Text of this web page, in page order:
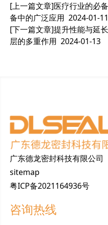
[上一篇文章]医疗行业的必
备中的广泛应用 2024-01-11
[下一篇文章]提升性能与延
层的多重作用 2024-01-13
广东德龙密封科技有限公
sitemap
粤ICP备2021164936号
咨询热线